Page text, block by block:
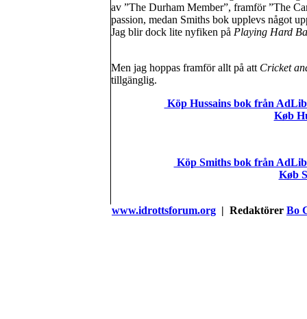
av ”The Durham Member”, framför ”The
passion, medan Smiths bok upplevs något
Jag blir dock lite nyfiken på Playing Hard
Men jag hoppas framför allt på att Cricket
tillgänglig.
Köp Hussains bok från
Køb
Köp Smiths bok från
Køb
www.idrottsforum.org | Redaktörer Bo